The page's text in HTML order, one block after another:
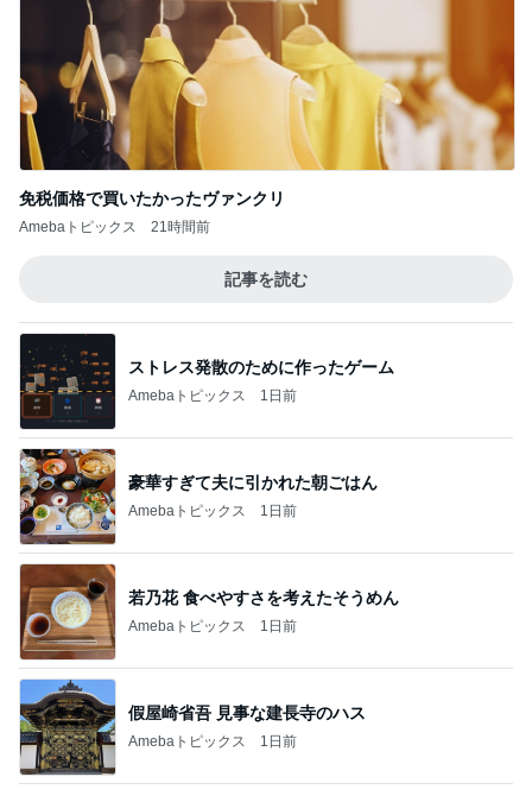
免税価格で買いたかったヴァンクリ
Amebaトピックス 21時間前
記事を読む
ストレス発散のために作ったゲーム
Amebaトピックス 1日前
豪華すぎて夫に引かれた朝ごはん
Amebaトピックス 1日前
若乃花 食べやすさを考えたそうめん
Amebaトピックス 1日前
假屋崎省吾 見事な建長寺のハス
Amebaトピックス 1日前